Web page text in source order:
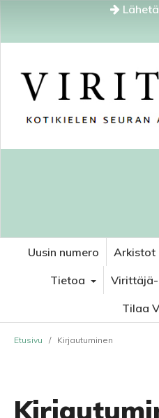
Uusin numero Arkistot
Tietoa
Tilaa
Etusivu / Kirjautuminen